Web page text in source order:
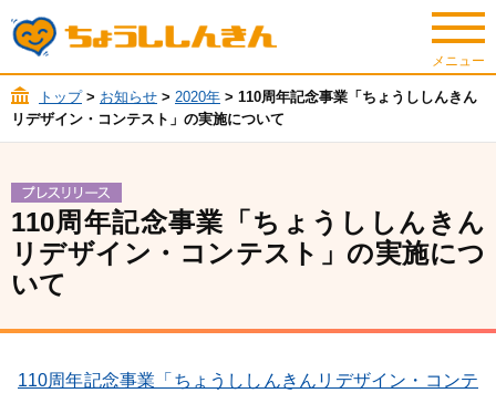
トップ> お知らせ > 2020年 > 110周年記念事業「ちょうししんきん
リデザイン・コンテスト」の実施について
110周年記念事業「ちょうししんきん
リデザイン・コンテスト」の実施につ
いて
110周年記念事業「ちょうししんきんリデザイン・コンテ